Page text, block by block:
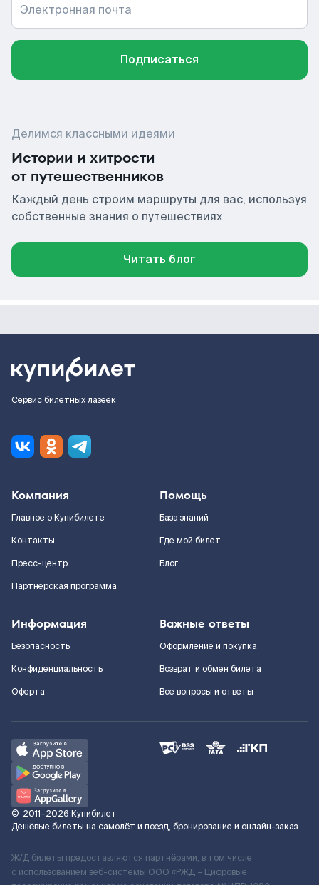
Электронная почта
Подписаться
Делимся классными идеями
Истории и хитрости
от путешественников
Каждый день строим маршруты для вас, используя
собственные знания о путешествиях
Читать блог
Сервис билетных лазеек
Компания
Главное о Купибилете
Контакты
Пресс-центр
Партнерская программа
Помощь
База знаний
Где мой билет
Блог
Информация
Безопасность
Конфиденциальность
Оферта
Важные ответы
Оформление и покупка
Возврат и обмен билета
Все вопросы и ответы
© 2011–2026 Купибилет
Дешёвые билеты на самолёт и поезд, бронирование и онлайн-заказ
Ж/Д билеты предоставляются партнёрами, в том числе
с использованием веб-системы ООО «РЖД – Цифровые